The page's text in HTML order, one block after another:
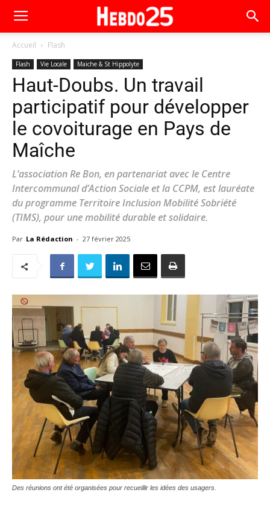
Accueil Flash
Flash Vie Locale Maiche & St Hippolyte
Haut-Doubs. Un travail
participatif pour développer
le covoiturage en Pays de
Maîche
L’association Re Bon, en partenariat avec le Centre
Intercommunal d’Action Sociale et la CCPM, est lauréate
du programme Territoire Inclusion Mobilité Sobriété
(TIMS), pour une mobilité durable et solidaire.
Par La Rédaction - 27 février 2025
Des réunions ont été organisées pour recueillir les idées des usagers.